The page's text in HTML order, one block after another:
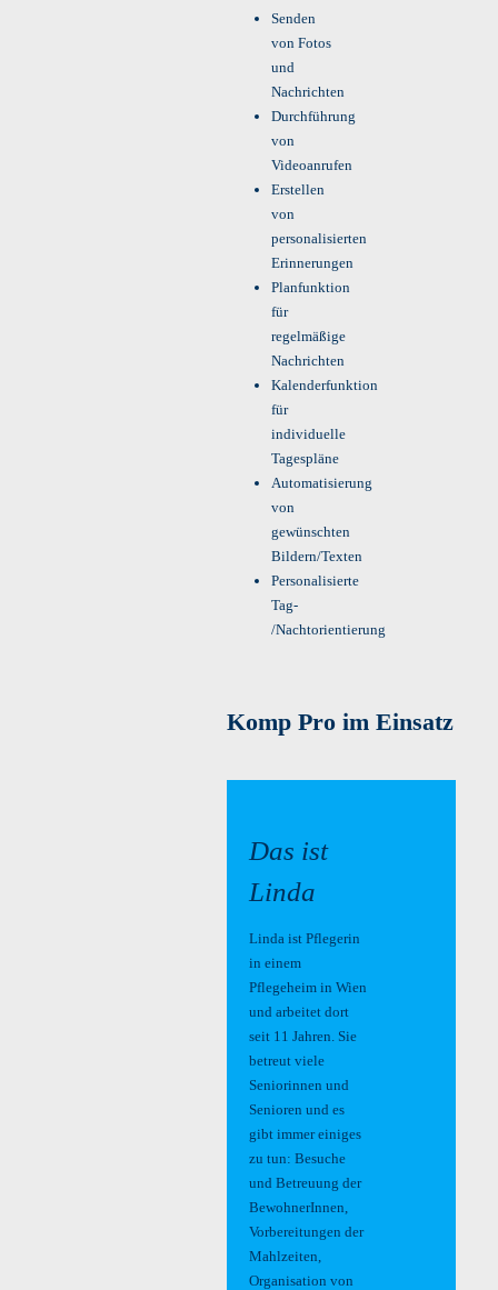
Senden
von Fotos
und
Nachrichten
Durchführung
von
Videoanrufen
Erstellen
von
personalisierten
Erinnerungen
Planfunktion
für
regelmäßige
Nachrichten
Kalenderfunktion
für
individuelle
Tagespläne
Automatisierung
von
gewünschten
Bildern/Texten
Personalisierte
Tag-
/Nachtorientierung
Komp Pro im Einsatz
Das ist
Linda
Linda ist Pflegerin
in einem
Pflegeheim in Wien
und arbeitet dort
seit 11 Jahren. Sie
betreut viele
Seniorinnen und
Senioren und es
gibt immer einiges
zu tun: Besuche
und Betreuung der
BewohnerInnen,
Vorbereitungen der
Mahlzeiten,
Organisation von